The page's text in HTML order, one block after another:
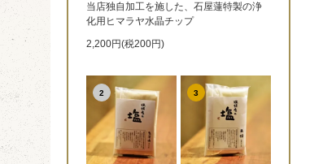
当店独自加工を施した、石屋蓮特製の浄
化用ヒマラヤ水晶チップ
2,200円(税200円)
2 3